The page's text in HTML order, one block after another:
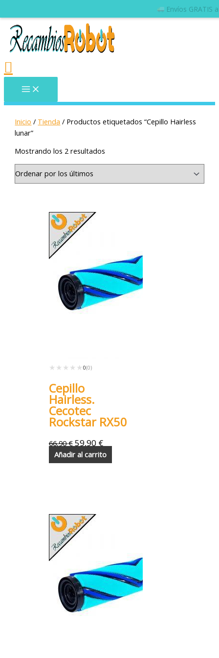
Inicio / Tienda / Productos etiquetados “Cepillo Hairless
lunar”
Mostrando los 2 resultados
★★★★★
★★★★★ 0(0)
Cepillo
Hairless.
Cecotec
Rockstar RX50
66,90€ 59,90 €
Añadir al carrito